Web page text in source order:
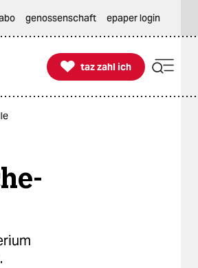
genossenschaft epaper login

taz zahl ich
taz zahl ich